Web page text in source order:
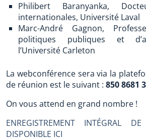
Philibert Baranyanka,
internationales, Université Laval
Marc-André Gagnon,
politiques publiques et
l’Université Carleton
La webconférence sera via la
de réunion est le suivant : 850 8681
On vous attend en grand nombre !
ENREGISTREMENT INTÉGRAL
DISPONIBLE ICI